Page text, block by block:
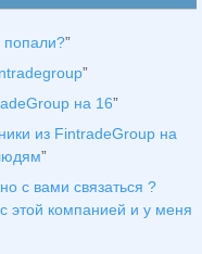
попали?”
”
на 16”
из FintradeGroup на
”
с вами связаться ?
этой компанией и у меня